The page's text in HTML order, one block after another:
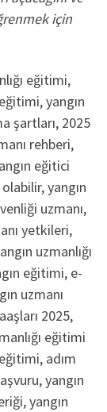
için
eğitimi,
yangın
şartları, 2025
rehberi,
eğitici
yangın
uzmanı,
yetkileri,
uzmanlığı
eğitimi, e-
uzmanı
2025,
eğitimi
adım
yangın
yangın